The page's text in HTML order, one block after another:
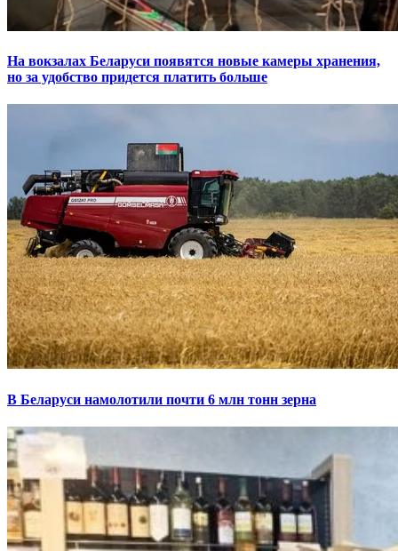
На вокзалах Беларуси появятся новые камеры хранения,
но за удобство придется платить больше
В Беларуси намолотили почти 6 млн тонн зерна